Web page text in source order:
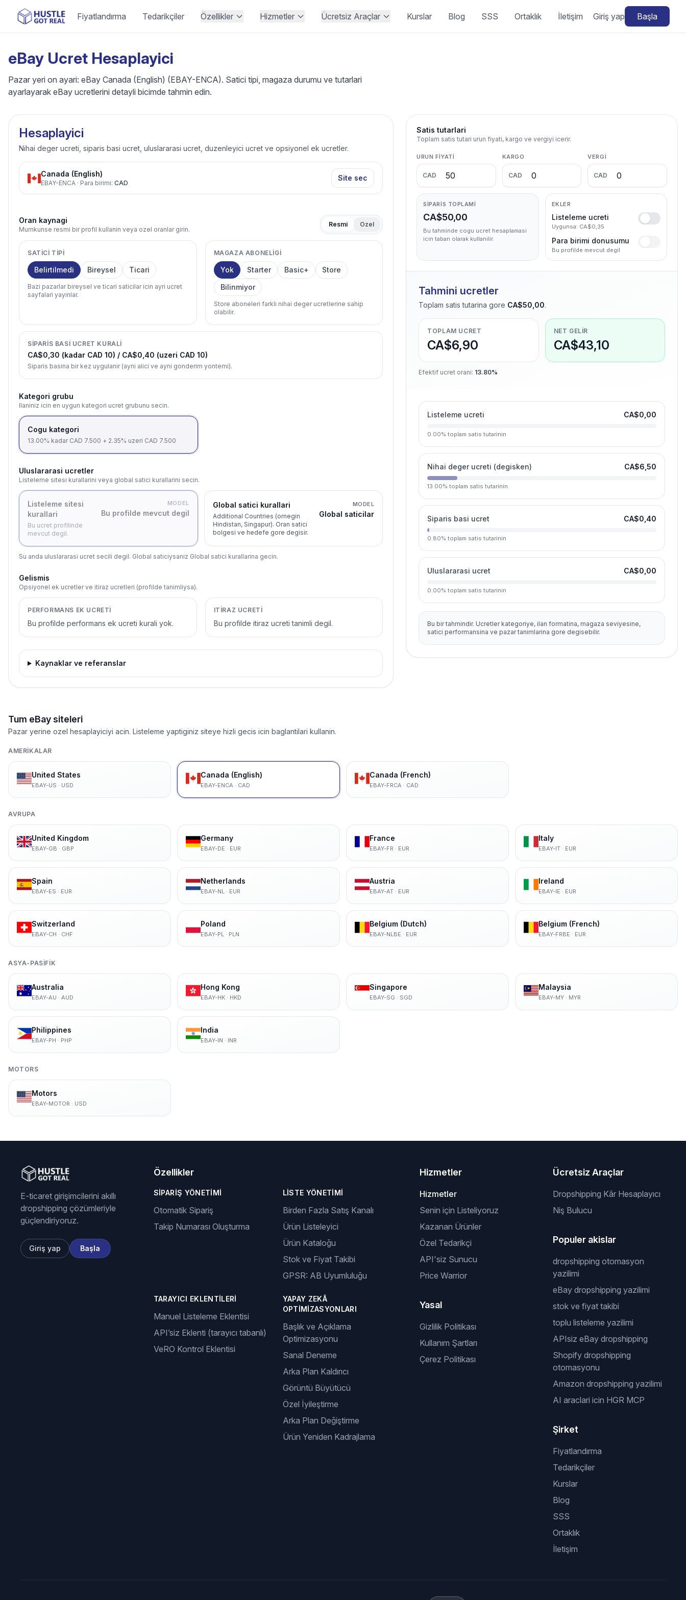
Fiyatlandırma Tedarikçiler Özellikler Hizmetler Ücretsiz Araçlar Kurslar Blog SSS Ortaklık İletişim Giriş yap Başla
eBay Ucret Hesaplayici
Pazar yeri on ayari: eBay Canada (English) (EBAY-ENCA). Satici tipi, magaza durumu ve tutarlari
ayarlayarak eBay ucretlerini detayli bicimde tahmin edin.
Hesaplayici
Nihai deger ucreti, siparis basi ucret, uluslararasi ucret, duzenleyici ucret ve opsiyonel ek ucretler.
Canada (English)
EBAY-ENCA· Para birimi: CAD
Site sec
Oran kaynagi
Mumkunse resmi bir profil kullanin veya ozel oranlar girin.
Resmi Ozel
SATICI TIPI
Belirtilmedi Bireysel Ticari
Bazi pazarlar bireysel ve ticari saticilar icin ayri ucret
sayfalari yayinlar.
MAGAZA ABONELIGI
Yok Starter Basic+
Store
Bilinmiyor
Store aboneleri farkli nihai deger ucretlerine sahip
olabilir.
SIPARIS BASI UCRET KURALI
CA$0,30 (kadar CAD 10) / CA$0,40 (uzeri CAD 10)
Siparis basina bir kez uygulanir (ayni alici ve ayni gonderim yontemi).
Kategori grubu
Ilaniniz icin en uygun kategori ucret grubunu secin.
Cogu kategori
13.00% kadar CAD 7.500 + 2.35% uzeri CAD 7.500
Uluslararasi ucretler
Listeleme sitesi kurallarini veya global satici kurallarini secin.
Listeleme sitesi
kurallari
Bu ucret profilinde
mevcut degil.
MODEL
Bu profilde mevcut degil
Global satici kurallari
Additional Countries (ornegin
Hindistan, Singapur). Oran satici
bolgesi ve hedefe gore degisir.
MODEL
Global saticilar
Su anda uluslararasi ucret secili degil. Global saticiysaniz Global satici kurallarina gecin.
Gelismis
Opsiyonel ek ucretler ve itiraz ucretleri (profilde tanimliysa).
PERFORMANS EK UCRETI
Bu profilde performans ek ucreti kurali yok.
ITIRAZ UCRETI
Bu profilde itiraz ucreti tanimli degil.
Kaynaklar ve referanslar
Satis tutarlari
Toplam satis tutari urun fiyati, kargo ve vergiyi icerir.
URUN FIYATI
CAD
KARGO
CAD
VERGI
CAD
SIPARIS TOPLAMI
CA$50,00
Bu tahminde cogu ucret hesaplamasi
icin taban olarak kullanilir.
EKLER
Listeleme ucreti
Uygunsa: CA$0,35
Para birimi donusumu
Bu profilde mevcut degil
Tahmini ucretler
Toplam satis tutarina gore CA$50,00.
TOPLAM UCRET
CA$6,90
NET GELIR
CA$43,10
Efektif ucret orani: 13.80%
Listeleme ucreti CA$0,00
0.00%toplam satis tutarinin
Nihai deger ucreti (degisken) CA$6,50
13.00%toplam satis tutarinin
Siparis basi ucret CA$0,40
0.80%toplam satis tutarinin
Uluslararasi ucret CA$0,00
0.00%toplam satis tutarinin
Bu bir tahmindir. Ucretler kategoriye, ilan formatina, magaza seviyesine,
satici performansina ve pazar tanimlarina gore degisebilir.
Tum eBay siteleri
Pazar yerine ozel hesaplayiciyi acin. Listeleme yaptiginiz siteye hizli gecis icin baglantilari kullanin.
AMERIKALAR
United States
EBAY-US · USD
Canada (English)
EBAY-ENCA · CAD
Canada (French)
EBAY-FRCA · CAD
AVRUPA
United Kingdom
EBAY-GB · GBP
Germany
EBAY-DE · EUR
France
EBAY-FR · EUR
Italy
EBAY-IT· EUR
Spain
EBAY-ES · EUR
Netherlands
EBAY-NL· EUR
Austria
EBAY-AT· EUR
Ireland
EBAY-IE · EUR
Switzerland
EBAY-CH · CHF
Poland
EBAY-PL· PLN
Belgium (Dutch)
EBAY-NLBE · EUR
Belgium (French)
EBAY-FRBE · EUR
ASYA-PASIFIK
Australia
EBAY-AU · AUD
Hong Kong
EBAY-HK· HKD
Singapore
EBAY-SG · SGD
Malaysia
EBAY-MY· MYR
Philippines
EBAY-PH · PHP
India
EBAY-IN · INR
MOTORS
Motors
EBAY-MOTOR · USD
E-ticaret girişimcilerini akıllı
dropshipping çözümleriyle
güçlendiriyoruz.
Giriş yap Başla
Özellikler
SIPARIŞ YÖNETIMI
Otomatik Sipariş
Takip Numarası Oluşturma
LISTE YÖNETIMI
Birden Fazla Satış Kanalı
Ürün Listeleyici
Ürün Kataloğu
Stok ve Fiyat Takibi
GPSR: AB Uyumluluğu
TARAYICI EKLENTILERI
Manuel Listeleme Eklentisi
API’siz Eklenti (tarayıcı tabanlı)
VeRO Kontrol Eklentisi
YAPAY ZEKÂ
OPTIMIZASYONLARI
Başlık ve Açıklama
Optimizasyonu
Sanal Deneme
Arka Plan Kaldırıcı
Görüntü Büyütücü
Özel İyileştirme
Arka Plan Değiştirme
Ürün Yeniden Kadrajlama
Hizmetler
Hizmetler
Senin için Listeliyoruz
Kazanan Ürünler
Özel Tedarikçi
API'siz Sunucu
Price Warrior
Yasal
Gizlilik Politikası
Kullanım Şartları
Çerez Politikası
Ücretsiz Araçlar
Dropshipping Kâr Hesaplayıcı
Niş Bulucu
Populer akislar
dropshipping otomasyon
yazilimi
eBay dropshipping yazilimi
stok ve fiyat takibi
toplu listeleme yazilimi
APIsiz eBay dropshipping
Shopify dropshipping
otomasyonu
Amazon dropshipping yazilimi
AI araclari icin HGR MCP
Şirket
Fiyatlandırma
Tedarikçiler
Kurslar
Blog
SSS
Ortaklık
İletişim